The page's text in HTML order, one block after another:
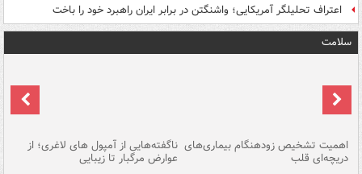
اعتراف تحلیلگر آمریکایی؛ واشنگتن در برابر ایران راهبرد خود را باخت
سلامت
اهمیت تشخیص زودهنگام بیماری‌های
دریچه‌ای قلب
ناگفته‌هایی از آمپول های لاغری؛ از
عوارض مرگبار تا زیبایی